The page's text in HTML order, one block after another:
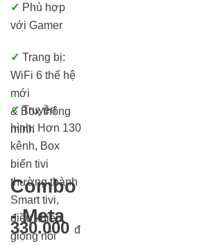
✓ Phù hợp
với Gamer
✓ Trang bị:
WiFi 6 thế hệ
mới
& Box thông
minh
✓Truyền
hình: Hơn 130
kênh, Box
biến tivi
thường thành
Smart tivi,
điều khiển
giọng nói
Combo
- Meta
330.000 đ